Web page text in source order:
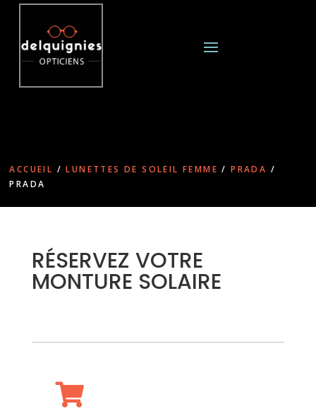
ACCUEIL /LUNETTES DE SOLEIL FEMME /PRADA /
PRADA
RÉSERVEZ VOTRE
MONTURE SOLAIRE
